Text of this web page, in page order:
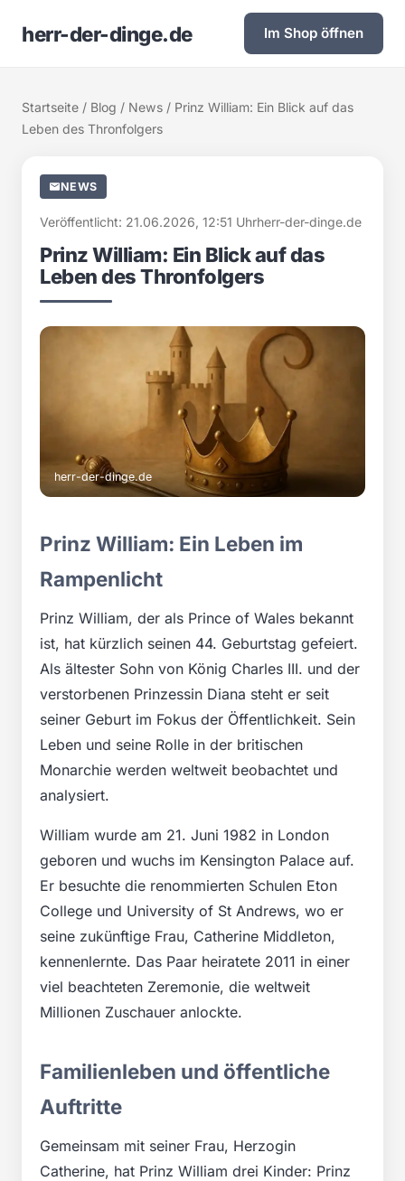
herr-der-dinge.de Im Shop öffnen
Startseite / Blog / News / Prinz William: Ein Blick auf das
Leben des Thronfolgers
NEWS
Veröffentlicht: 21.06.2026, 12:51 Uhrherr-der-dinge.de
Prinz William: Ein Blick auf das
Leben des Thronfolgers
herr-der-dinge.de
Prinz William: Ein Leben im
Rampenlicht
Prinz William, der als Prince of Wales bekannt
ist, hat kürzlich seinen 44. Geburtstag gefeiert.
Als ältester Sohn von König Charles III. und der
verstorbenen Prinzessin Diana steht er seit
seiner Geburt im Fokus der Öffentlichkeit. Sein
Leben und seine Rolle in der britischen
Monarchie werden weltweit beobachtet und
analysiert.
William wurde am 21. Juni 1982 in London
geboren und wuchs im Kensington Palace auf.
Er besuchte die renommierten Schulen Eton
College und University of St Andrews, wo er
seine zukünftige Frau, Catherine Middleton,
kennenlernte. Das Paar heiratete 2011 in einer
viel beachteten Zeremonie, die weltweit
Millionen Zuschauer anlockte.
Familienleben und öffentliche
Auftritte
Gemeinsam mit seiner Frau, Herzogin
Catherine, hat Prinz William drei Kinder: Prinz